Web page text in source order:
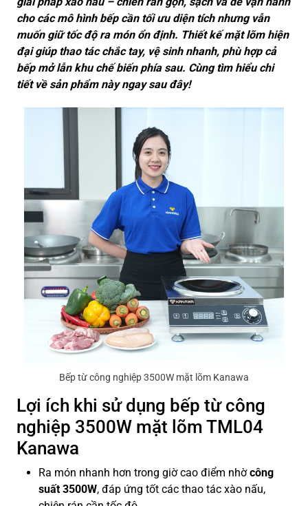
cho các mô hình bếp cần tối ưu diện tích nhưng vẫn
muốn giữ tốc độ ra món ổn định. Thiết kế mặt lõm hiện
đại giúp thao tác chắc tay, vệ sinh nhanh, phù hợp cả
bếp mở lẫn khu chế biến phía sau. Cùng tìm hiểu chi
tiết về sản phẩm này ngay sau đây!
Bếp từ công nghiệp 3500W mặt lõm Kanawa
Lợi ích khi sử dụng bếp từ công
nghiệp 3500W mặt lõm TML04
Kanawa
Ra món nhanh hơn trong giờ cao điểm nhờcông
suất 3500W, đáp ứng tốt các thao tác xào nấu,